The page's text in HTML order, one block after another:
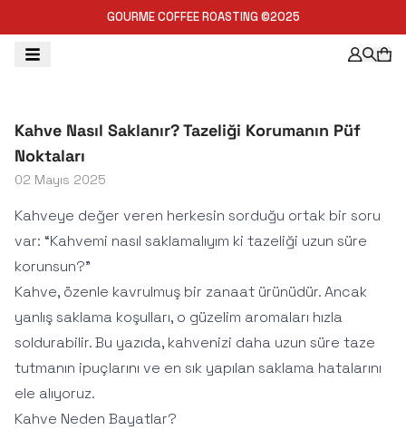
GOURME COFFEE ROASTING ©2025
Kahve Nasıl Saklanır? Tazeliği Korumanın Püf
Noktaları
02 Mayıs 2025
Kahveye değer veren herkesin sorduğu ortak bir soru
var: “Kahvemi nasıl saklamalıyım ki tazeliği uzun süre
korunsun?”
Kahve, özenle kavrulmuş bir zanaat ürünüdür. Ancak
yanlış saklama koşulları, o güzelim aromaları hızla
soldurabilir. Bu yazıda, kahvenizi daha uzun süre taze
tutmanın ipuçlarını ve en sık yapılan saklama hatalarını
ele alıyoruz.
Kahve Neden Bayatlar?